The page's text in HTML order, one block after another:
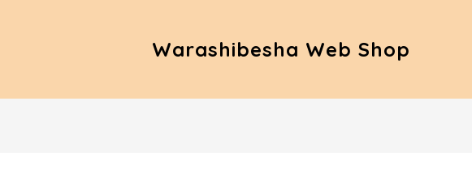
Warashibesha Web Shop